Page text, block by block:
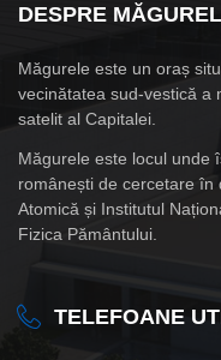
DESPRE
Măgurele este un oraș
vecinătatea sud-vestică a
satelit al Capitalei.
Măgurele este locul unde
românești de cercetare în
Atomică și Institutul
Fizica Pământului.
TELEFOANE